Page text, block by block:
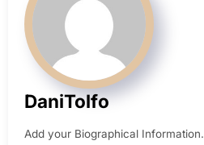
DaniTolfo
Add your Biographical Information.